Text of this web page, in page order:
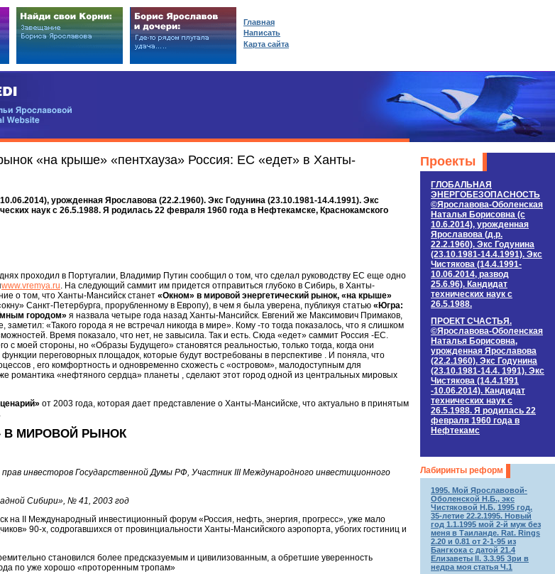
«на крыше» «пентхауза» Россия: ЕС «едет» в Ханты-
урожденная Ярославова (22.2.1960). Экс Годунина (23.10.1981-14.4.1991). Экс
наук c 26.5.1988. Я родилась 22 февраля 1960 года в Нефтекамске, Краснокамского
проходил в Португалии, Владимир Путин сообщил о том, что сделал руководству ЕС еще одно
www.vremya.ru. На следующий саммит им придется отправиться глубоко в Сибирь, в Ханты-
о том, что Ханты-Мансийск станет «Окном» в мировой энергетический рынок, «на крыше»
Санкт-Петербурга, прорубленному в Европу), в чем я была уверена, публикуя статью «Югра:
городом» я назвала четыре года назад Ханты-Мансийск. Евгений же Максимович Примаков,
«Такого города я не встречал никогда в мире». Кому -то тогда показалось, что я слишком
Время показало, что нет, не завысила. Так и есть. Сюда «едет» саммит Россия -ЕС.
моей стороны, но «Образы Будущего» становятся реальностью, только тогда, когда они
переговорных площадок, которые будут востребованы в перспективе . И поняла, что
, его комфортность и одновременно схожесть с «островом», малодоступным для
романтика «нефтяного сердца» планеты , сделают этот город одной из центральных мировых
от 2003 года, которая дает представление о Ханты-Мансийске, что актуально в принятым
В МИРОВОЙ РЫНОК
инвесторов Государственной Думы РФ, Участник III Международного инвестиционного
Сибири», № 41, 2003 год
II Международный инвестиционный форум «Россия, нефть, энергия, прогресс», уже мало
90-х, содрогавшихся от провинциальности Ханты-Мансийского аэропорта, убогих гостиниц и
становился более предсказуемым и цивилизованным, а обретшие уверенность
по уже хорошо «проторенным тропам»
Проекты
ГЛОБАЛЬНАЯ
ЭНЕРГОБЕЗОПАСНОСТЬ
©Ярославова-Оболенская
Наталья Борисовна (c
10.6.2014), урожденная
Ярославова (д.р.
22.2.1960). Экс Годунина
(23.10.1981-14.4.1991). Экс
Чистякова (14.4.1991-
10.06.2014, развод
25.6.96). Кандидат
технических наук c
26.5.1988.
ПРОЕКТ СЧАСТЬЯ.
©Ярославова-Оболенская
Наталья Борисовна,
урожденная Ярославова
(22.2.1960). Экс Годунина
(23.10.1981-14.4. 1991). Экс
Чистякова (14.4.1991
-10.06.2014). Кандидат
технических наук c
26.5.1988. Я родилась 22
февраля 1960 года в
Нефтекамс
Лабиринты реформ
1995. Мой Ярославовой-
Оболенской Н.Б., экс
Чистяковой Н.Б. 1995 год.
35-летие 22.2.1995. Новый
год 1.1.1995 мой 2-й муж без
меня в Таиланде. Rat. Rings
2.20 и 0.81 от 2-1-95 из
Бангкока с датой 21.4
Елизаветы II. 3.3.95 Зри в
недра моя статья Ч.1
Главная
Написать
Карта сайта